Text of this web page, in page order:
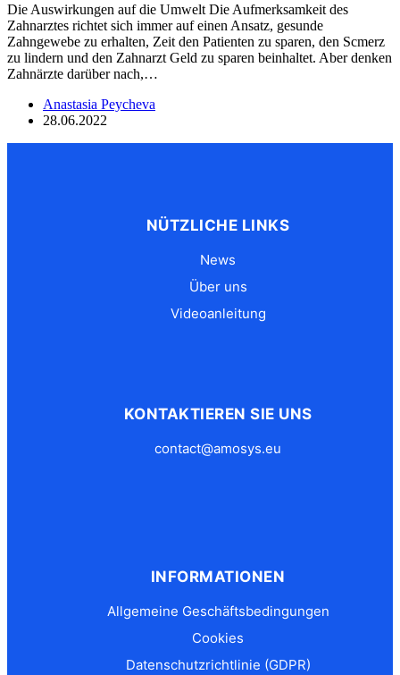
Die Auswirkungen auf die Umwelt Die Aufmerksamkeit des
Zahnarztes richtet sich immer auf einen Ansatz, gesunde
Zahngewebe zu erhalten, Zeit den Patienten zu sparen, den Scmerz
zu lindern und den Zahnarzt Geld zu sparen beinhaltet. Aber denken
Zahnärzte darüber nach,…
Anastasia Peycheva
28.06.2022
NÜTZLICHE LINKS
News
Über uns
Videoanleitung
KONTAKTIEREN SIE UNS
contact@amosys.eu
INFORMATIONEN
Allgemeine Geschäftsbedingungen
Cookies
Datenschutzrichtlinie (GDPR)